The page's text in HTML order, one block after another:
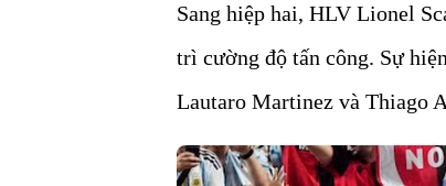
Sang hiệp hai, HLV Lionel
trì cường độ tấn công. Sự
Lautaro Martinez và Thiago